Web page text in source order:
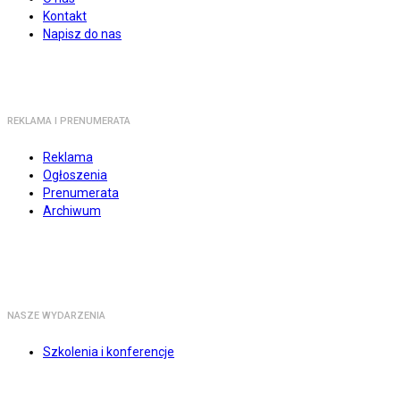
Kontakt
Napisz do nas
REKLAMA I PRENUMERATA
Reklama
Ogłoszenia
Prenumerata
Archiwum
NASZE WYDARZENIA
Szkolenia i konferencje